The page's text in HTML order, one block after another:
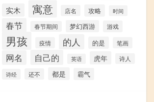
实木 寓意 店名 攻略 时间
春节 春节期间 梦幻西游 游戏
男孩 疫情 的人 的是 笔画
网名 自己的 英语 虎年
诗人
诗经
还不 都是 霸气